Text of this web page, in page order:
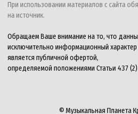
При использовании материалов с сайта
на источник.
Обращаем Ваше внимание на то, что
исключительно информационный характер
является публичной офертой,
определяемой положениями Статьи 437
© Музыкальная Планета